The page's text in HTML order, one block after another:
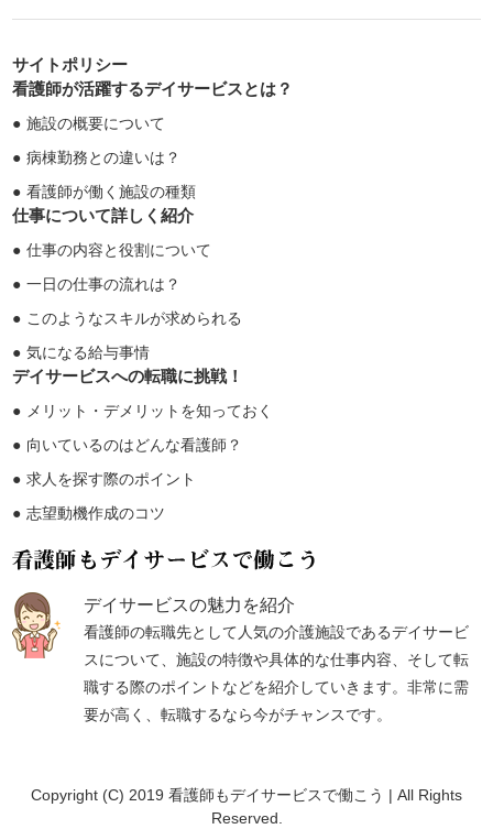
サイトポリシー
看護師が活躍するデイサービスとは？
施設の概要について
病棟勤務との違いは？
看護師が働く施設の種類
仕事について詳しく紹介
仕事の内容と役割について
一日の仕事の流れは？
このようなスキルが求められる
気になる給与事情
デイサービスへの転職に挑戦！
メリット・デメリットを知っておく
向いているのはどんな看護師？
求人を探す際のポイント
志望動機作成のコツ
デイサービスの魅力を紹介
看護師の転職先として人気の介護施設であるデイサービ
スについて、施設の特徴や具体的な仕事内容、そして転
職する際のポイントなどを紹介していきます。非常に需
要が高く、転職するなら今がチャンスです。
Copyright (C) 2019 看護師もデイサービスで働こう | All Rights
Reserved.